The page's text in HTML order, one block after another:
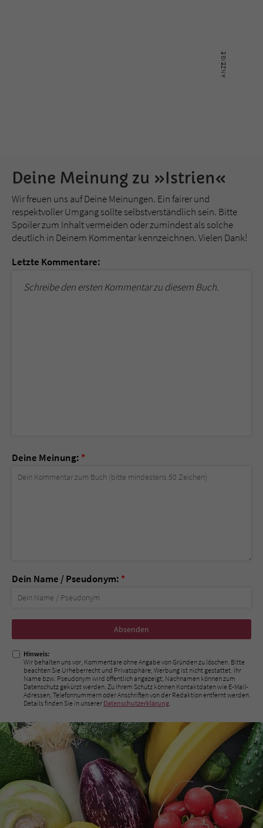
Deine Meinung zu »Istrien«
Wir freuen uns auf Deine Meinungen. Ein fairer und
respektvoller Umgang sollte selbstverständlich sein. Bitte
Spoiler zum Inhalt vermeiden oder zumindest als solche
deutlich in Deinem Kommentar kennzeichnen. Vielen Dank!
Letzte Kommentare:
Schreibe den ersten Kommentar zu diesem Buch.
Deine Meinung: *
Dein Name / Pseudonym: *
Nicht
ausfüllen!
Hinweis:
Wir behalten uns vor, Kommentare ohne Angabe von Gründen zu löschen. Bitte
beachten Sie Urheberrecht und Privatsphäre; Werbung ist nicht gestattet. Ihr
Name bzw. Pseudonym wird öffentlich angezeigt; Nachnamen können zum
Datenschutz gekürzt werden. Zu Ihrem Schutz können Kontaktdaten wie E-Mail-
Adressen, Telefonnummern oder Anschriften von der Redaktion entfernt werden.
Details finden Sie in unserer Datenschutzerklärung